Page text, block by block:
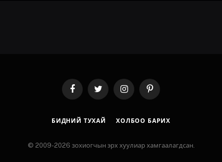
FacebookTwitter InstagramPinterest
БИДНИЙ ТУХАЙ ХОЛБОО БАРИХ
© 2009-2026 зохиогчын эрх хуулиар хамгаалагдсан.